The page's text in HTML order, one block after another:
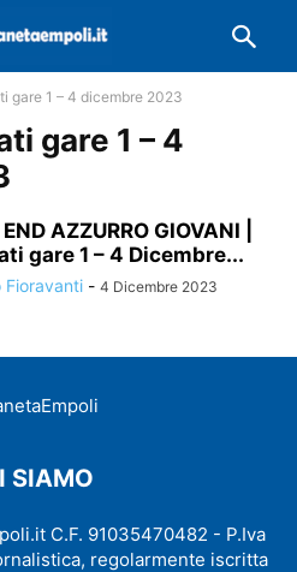
gare 1 – 4 dicembre 2023
gare 1 – 4
AZZURRO GIOVANI |
gare 1 – 4 Dicembre...
Fioravanti - 4 Dicembre 2023
SIAMO
C.F. 91035470482 - P.Iva
regolarmente iscritta